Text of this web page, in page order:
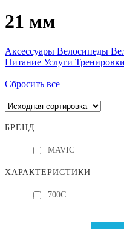
21 мм
Аксессуары Велосипеды
Питание Услуги Тренировки
Сбросить все
БРЕНД
MAVIC
ХАРАКТЕРИСТИКИ
700C